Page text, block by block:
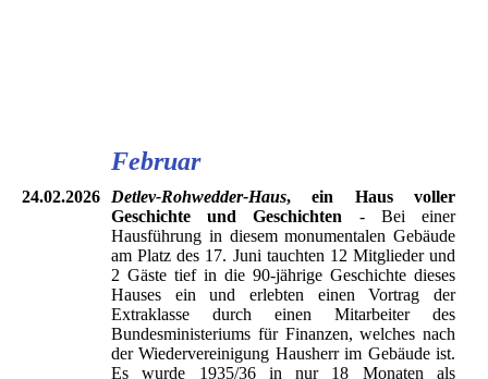
Februar
24.02.2026 Detlev-Rohwedder-Haus, ein Haus voller
Geschichte und Geschichten - Bei einer
Hausführung in diesem monumentalen Gebäude
am Platz des 17. Juni tauchten 12 Mitglieder und
2 Gäste tief in die 90-jährige Geschichte dieses
Hauses ein und erlebten einen Vortrag der
Extraklasse durch einen Mitarbeiter des
Bundesministeriums für Finanzen, welches nach
der Wiedervereinigung Hausherr im Gebäude ist.
Es wurde 1935/36 in nur 18 Monaten als